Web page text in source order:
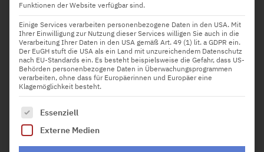
Die fortschreitende Digitalisierung stellt
Unternehmen vor die Herausforderung,
technische Schlüsselpositionen mit hochqualifizierten
Fachkräften zu besetzen. Der Abschluss als
Professional in IT
Funktionen der Website verfügbar sind.
Einige Services verarbeiten personenbezogene Daten in den USA. Mit
Ihrer Einwilligung zur Nutzung dieser Services willigen Sie auch in die
Verarbeitung Ihrer Daten in den USA gemäß Art. 49 (1) lit. a GDPR ein.
Der EuGH stuft die USA als ein Land mit unzureichendem Datenschutz
nach EU-Standards ein. Es besteht beispielsweise die Gefahr, dass US-
Behörden personenbezogene Daten in Überwachungsprogrammen
verarbeiten, ohne dass für Europäerinnen und Europäer eine
Klagemöglichkeit besteht.
Es folgt eine Liste der Service-Gruppen, für die eine
Essenziell
Externe Medien